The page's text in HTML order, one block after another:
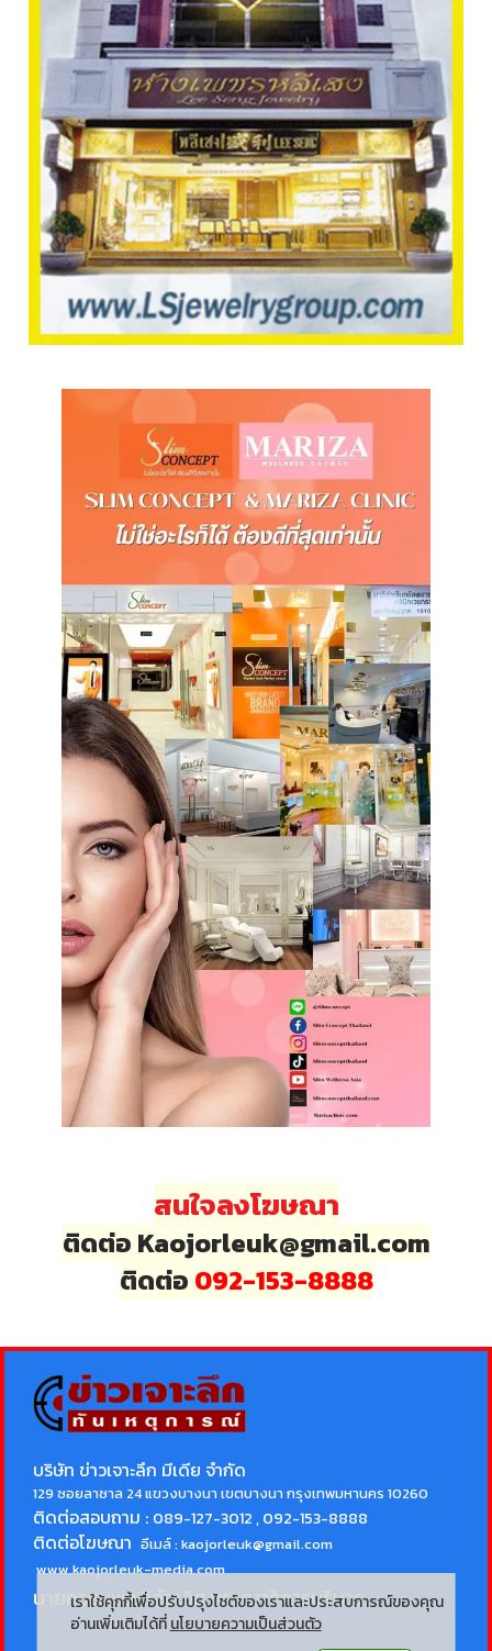
สนใจลงโฆษณา
ติดต่อ Kaojorleuk@gmail.com
ติดต่อ 092-153-8888
บริษัท ข่าวเจาะลึก มีเดีย จำกัด
129 ซอยลาซาล 24 แขวงบางนา เขตบางนา กรุงเทพมหานคร 10260
ติดต่อสอบถาม : 089-127-3012 , 092-153-8888
ติดต่อโฆษณา อีเมล์ :kaojorleuk@gmail.com
www.kaojorleuk-media.com
นายกรธนพล วิลัยเลิศบรรณาธิการบริหาร
เราใช้คุกกี้เพื่อปรับปรุงไซต์ของเราและประสบการณ์ของคุณ
อ่านเพิ่มเติมได้ที่ นโยบายความเป็นส่วนตัว